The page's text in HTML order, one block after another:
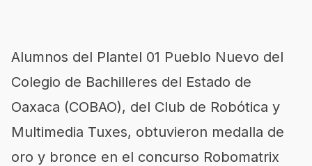
Alumnos del Plantel 01 Pueblo Nuevo del
Colegio de Bachilleres del Estado de
Oaxaca (COBAO), del Club de Robótica y
Multimedia Tuxes, obtuvieron medalla de
oro y bronce en el concurso Robomatrix